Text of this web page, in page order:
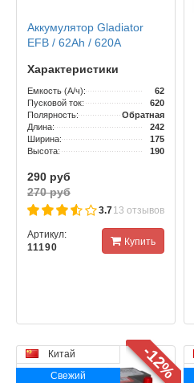
Аккумулятор Gladiator
EFB / 62Ah / 620А
Характеристики
Емкость (А/ч):
62
Пусковой ток:
620
Полярность:
Обратная
Длина:
242
Ширина:
175
Высота:
190
290 руб
270 руб
3.713 отзывов
Артикул:
11190
Купить
Китай
Свежий
-12%